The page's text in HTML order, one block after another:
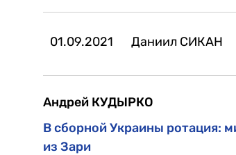
01.09.2021 Даниил СИКАН
Андрей КУДЫРКО
В сборной Украины ротация:
из Зари